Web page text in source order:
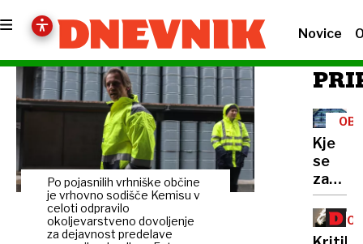
Novice
Po pojasnilih vrhniške občine
je vrhovno sodišče Kemisu v
celoti odpravilo
okoljevarstveno dovoljenje
za dejavnost predelave
Kje
se
Ob
jezeru
že